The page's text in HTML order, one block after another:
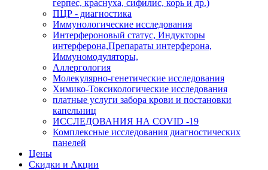
герпес, краснуха, сифилис, корь и др.)
ПЦР - диагностика
Иммунологические исследования
Интерфероновый статус, Индукторы
интерферона,Препараты интерферона,
Иммуномодуляторы,
Аллергология
Молекулярно-генетические исследования
Химико-Токсикологические исследования
платные услуги забора крови и постановки
капельниц
ИССЛЕДОВАНИЯ НА COVID -19
Комплексные исследования диагностических
панелей
Цены
Скидки и Акции